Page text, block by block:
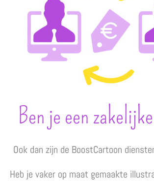
Ben je een
Ook dan zijn de BoostCartoon
Heb je vaker op maat gemaakte